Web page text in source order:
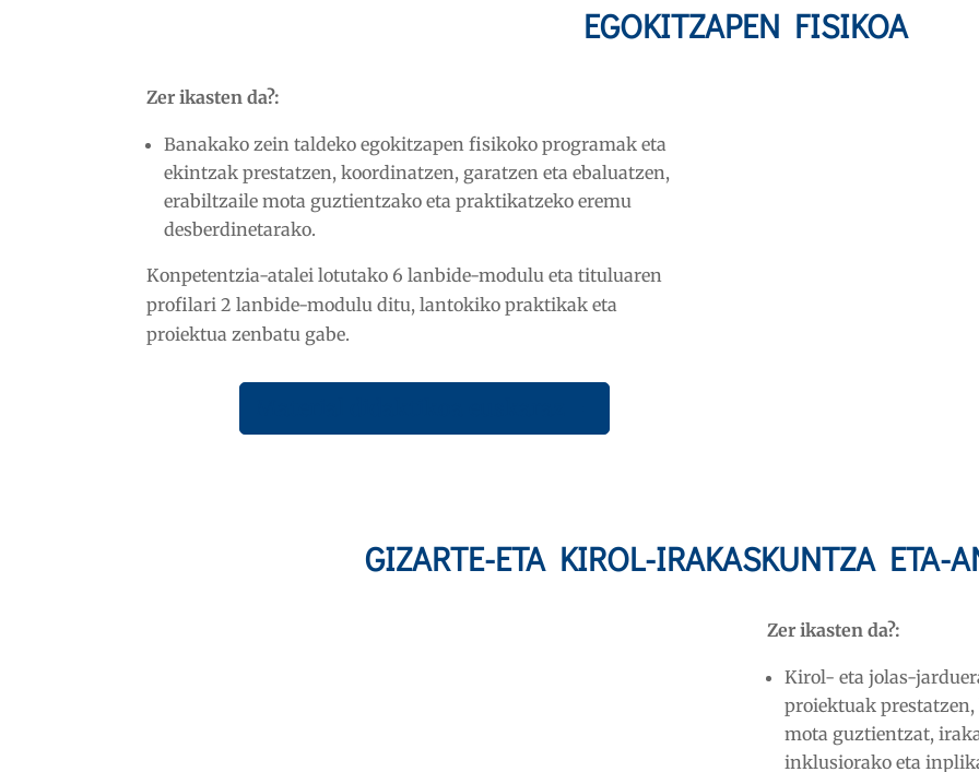
EGOKITZAPEN FISIKOA
Zer ikasten da?:
Banakako zein taldeko egokitzapen fisikoko programak eta
ekintzak prestatzen, koordinatzen, garatzen eta ebaluatzen,
erabiltzaile mota guztientzako eta praktikatzeko eremu
desberdinetarako.
Konpetentzia-atalei lotutako 6 lanbide-modulu eta tituluaren
profilari 2 lanbide-modulu ditu, lantokiko praktikak eta
proiektua zenbatu gabe.
GIZARTE-ETA KIROL-IRAKASKUNTZA ETA-
Zer ikasten da?:
Kirol- eta jolas-
proiektuak
mota guztientzat,
inklusiorako eta